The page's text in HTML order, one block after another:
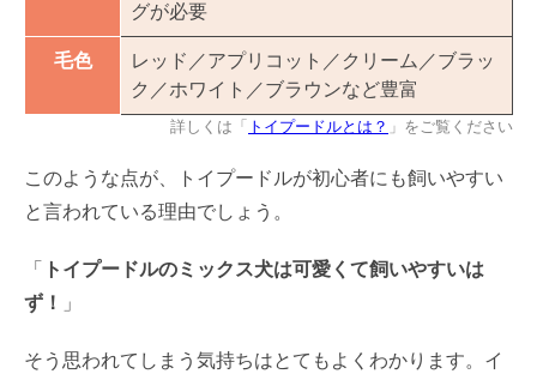
グが必要
毛色
レッド／アプリコット／クリーム／ブラッ
ク／ホワイト／ブラウンなど豊富
詳しくは「 トイプードルとは？ 」をご覧ください
このような点が、トイプードルが初心者にも飼いやすい
と言われている理由でしょう。
「
トイプードルのミックス犬は可愛くて飼いやすいは
ず！
」
そう思われてしまう気持ちはとてもよくわかります。イ